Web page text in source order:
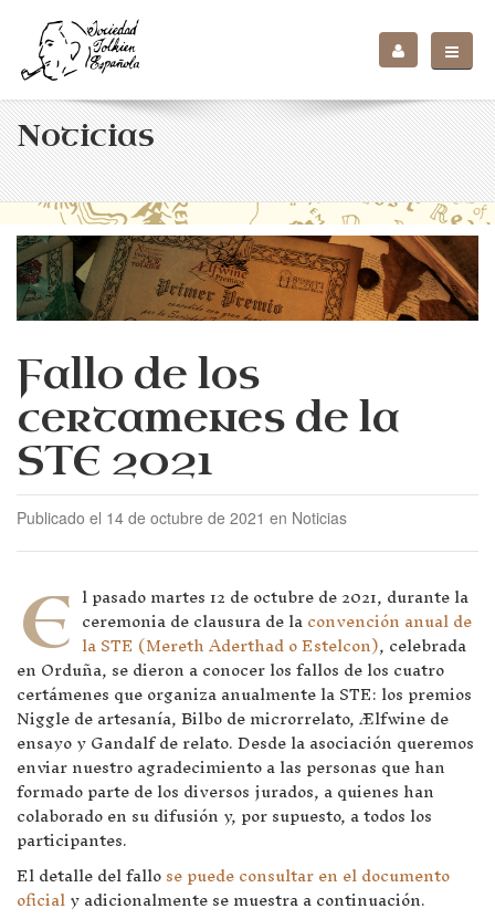
Noticias
Fallo de los
certamenes de la
STE 2021
Publicado el 14 de octubre de 2021 en Noticias
E l pasado martes 12 de octubre de 2021, durante la
ceremonia de clausura de laconvención anual de
la STE (Mereth Aderthad o Estelcon), celebrada
en Orduña, se dieron a conocer los fallos de los cuatro
certámenes que organiza anualmente la STE: los premios
Niggle de artesanía, Bilbo de microrrelato, Ælfwine de
ensayo y Gandalf de relato. Desde la asociación queremos
enviar nuestro agradecimiento a las personas que han
formado parte de los diversos jurados, a quienes han
colaborado en su difusión y, por supuesto, a todos los
participantes.
El detalle del fallose puede consultar en el documento
oficialy adicionalmente se muestra a continuación.